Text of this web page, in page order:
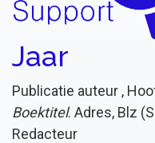
Jaar
Publicatie auteur ,
Boektitel. Adres, Blz
Redacteur